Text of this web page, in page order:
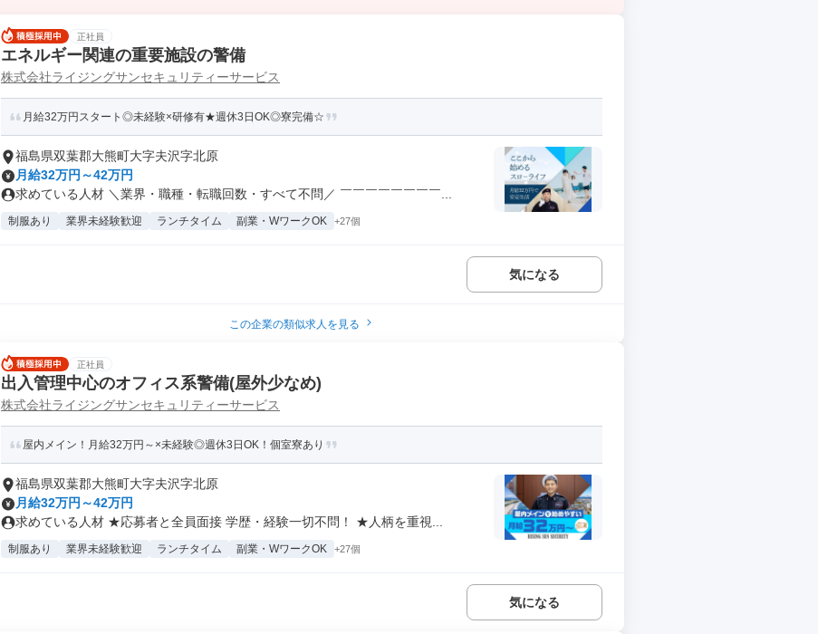
正社員
エネルギー関連の重要施設の警備
株式会社ライジングサンセキュリティーサービス
月給32万円スタート◎未経験×研修有★週休3日OK◎寮完備☆
福島県双葉郡大熊町大字夫沢字北原
月給32万円～42万円
求めている人材 ＼業界・職種・転職回数・すべて不問／ ￣￣￣￣￣￣￣￣...
制服あり 業界未経験歓迎 ランチタイム 副業・WワークOK +27個
気になる
この企業の類似求人を見る
正社員
出入管理中心のオフィス系警備(屋外少なめ)
株式会社ライジングサンセキュリティーサービス
屋内メイン！月給32万円～×未経験◎週休3日OK！個室寮あり
福島県双葉郡大熊町大字夫沢字北原
月給32万円～42万円
求めている人材 ★応募者と全員面接 学歴・経験一切不問！ ★人柄を重視...
制服あり 業界未経験歓迎 ランチタイム 副業・WワークOK +27個
気になる